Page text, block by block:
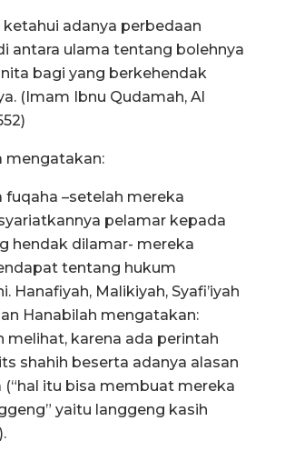
adanya perbedaan
antara ulama tentang bolehnya
bagi yang berkehendak
(Imam Ibnu Qudamah, Al
mengatakan:
fuqaha –setelah mereka
pelamar kepada
hendak dilamar- mereka
tentang hukum
Hanafiyah, Malikiyah, Syafi’iyah
Hanabilah mengatakan:
melihat, karena ada perintah
shahih beserta adanya alasan
(“hal itu bisa membuat mereka
yaitu langgeng kasih